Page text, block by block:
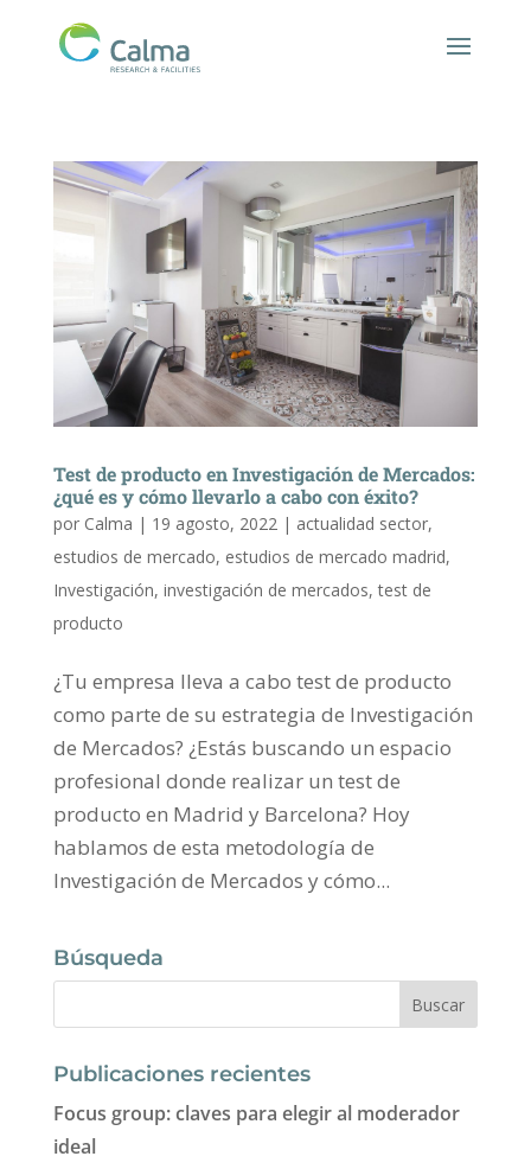
Test de producto en Investigación de Mercados:
¿qué es y cómo llevarlo a cabo con éxito?
por Calma | 19 agosto, 2022| actualidad sector,
estudios de mercado, estudios de mercado madrid,
Investigación, investigación de mercados,test de
producto
¿Tu empresa lleva a cabo test de producto
como parte de su estrategia de Investigación
de Mercados? ¿Estás buscando un espacio
profesional donde realizar un test de
producto en Madrid y Barcelona? Hoy
hablamos de esta metodología de
Investigación de Mercados y cómo...
Búsqueda
Publicaciones recientes
Focus group: claves para elegir al moderador
ideal